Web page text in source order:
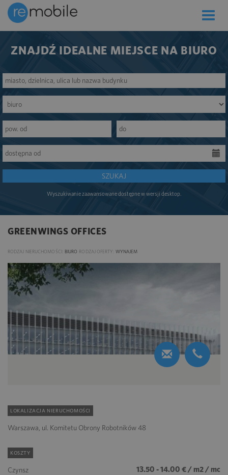
Toggle
ZNAJDŹ IDEALNE MIEJSCE NA BIURO
SZUKAJ
Wyszukiwanie zaawansowane dostępne w wersji desktop.
GREENWINGS OFFICES
RODZAJ NIERUCHOMOŚCI: BIURO RODZAJ OFERTY: WYNAJEM
LOKALIZACJA NIERUCHOMOŚCI
Warszawa, ul. Komitetu Obrony Robotników 48
KOSZTY
Czynsz 13.50 - 14.00 € / m2 / mc